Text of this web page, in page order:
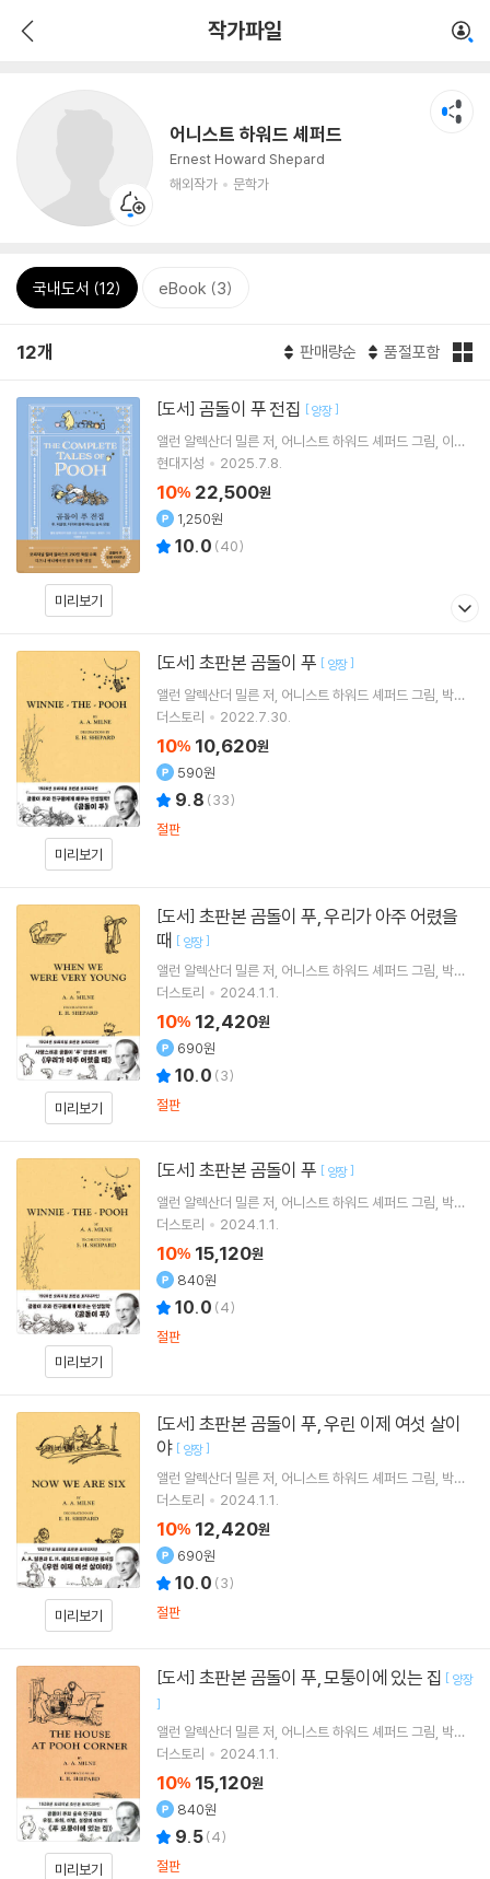
작가파일
어니스트 하워드 셰퍼드
Ernest Howard Shepard
해외작가
문학가
국내도서 (12) eBook (3)
12개 판매량순 품절포함
미리보기
[도서] 곰돌이 푸 전집 [양장]
앨런 알렉산더 밀른저 어니스트 하워드 셰퍼드 그림 이종
인역
현대지성 2025.7.8.
10% 22,500원
1,250원
10.0 (40)
미리보기
[도서] 초판본 곰돌이 푸 [ 양장]
앨런 알렉산더 밀른저 어니스트 하워드 셰퍼드 그림 박혜
원역
더스토리 2022.7.30.
10% 10,620원
590원
9.8 (33)
절판
미리보기
[도서]
때 [ 양장]
앨런 알렉산더 밀른저 어니스트 하워드 셰퍼드 그림 박혜
원역
더스토리 2024.1.1.
10% 12,420원
690원
10.0 (3)
절판
미리보기
[도서] 초판본 곰돌이 푸 [ 양장]
앨런 알렉산더 밀른저 어니스트 하워드 셰퍼드 그림 박혜
원역
더스토리 2024.1.1.
10% 15,120원
840원
10.0 (4)
절판
미리보기
[도서]
야 [ 양장]
앨런 알렉산더 밀른저 어니스트 하워드 셰퍼드 그림 박혜
원역
더스토리 2024.1.1.
10% 12,420원
690원
10.0 (3)
절판
미리보기
[도서] 초판본 곰돌이 푸, 모퉁이에 있는 집 [ 양장
]
앨런 알렉산더 밀른저 어니스트 하워드 셰퍼드 그림 박혜
원역
더스토리 2024.1.1.
10% 15,120원
840원
9.5(4)
절판